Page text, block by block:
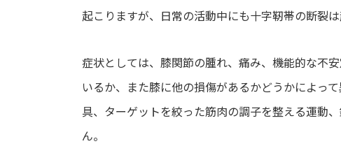
起こりますが、日常の活動中にも十字靭帯の断裂は
症状としては、膝関節の腫れ、痛み、機能的な不
いるか、また膝に他の損傷があるかどうかによっ
具、ターゲットを絞った筋肉の調子を整える運動
ん。